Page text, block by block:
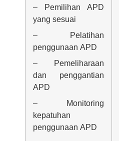
– Pemilihan APD
yang sesuai
– Pelatihan
penggunaan APD
– Pemeliharaan
dan penggantian
APD
– Monitoring
kepatuhan
penggunaan APD